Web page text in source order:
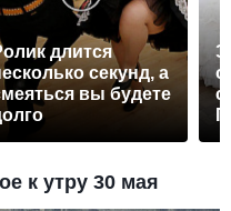
длится
секунд, а
вы будете
к утру 30 мая